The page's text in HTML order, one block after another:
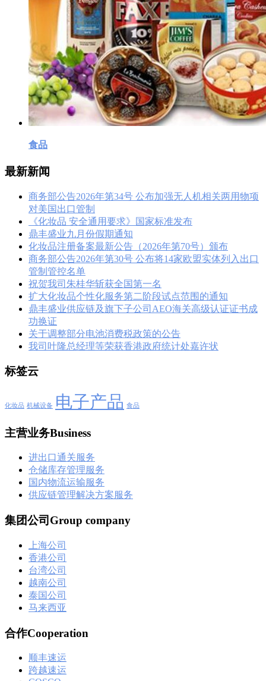
食品
最新新闻
商务部公告2026年第34号 公布加强无人机相关两用物项
对美国出口管制
《化妆品 安全通用要求》国家标准发布
鼎丰盛业九月份假期通知
化妆品注册备案最新公告（2026年第70号）颁布
商务部公告2026年第30号 公布将14家欧盟实体列入出口
管制管控名单
祝贺我司朱桂华斩获全国第一名
扩大化妆品个性化服务第二阶段试点范围的通知
鼎丰盛业供应链及旗下子公司AEO海关高级认证证书成
功换证
关于调整部分电池消费税政策的公告
我司叶隆总经理等荣获香港政府统计处嘉许状
标签云
化妆品 机械设备 电子产品 食品
主营业务Business
进出口通关服务
仓储库存管理服务
国内物流运输服务
供应链管理解决方案服务
集团公司Group company
上海公司
香港公司
台湾公司
越南公司
泰国公司
马来西亚
合作Cooperation
顺丰速运
跨越速运